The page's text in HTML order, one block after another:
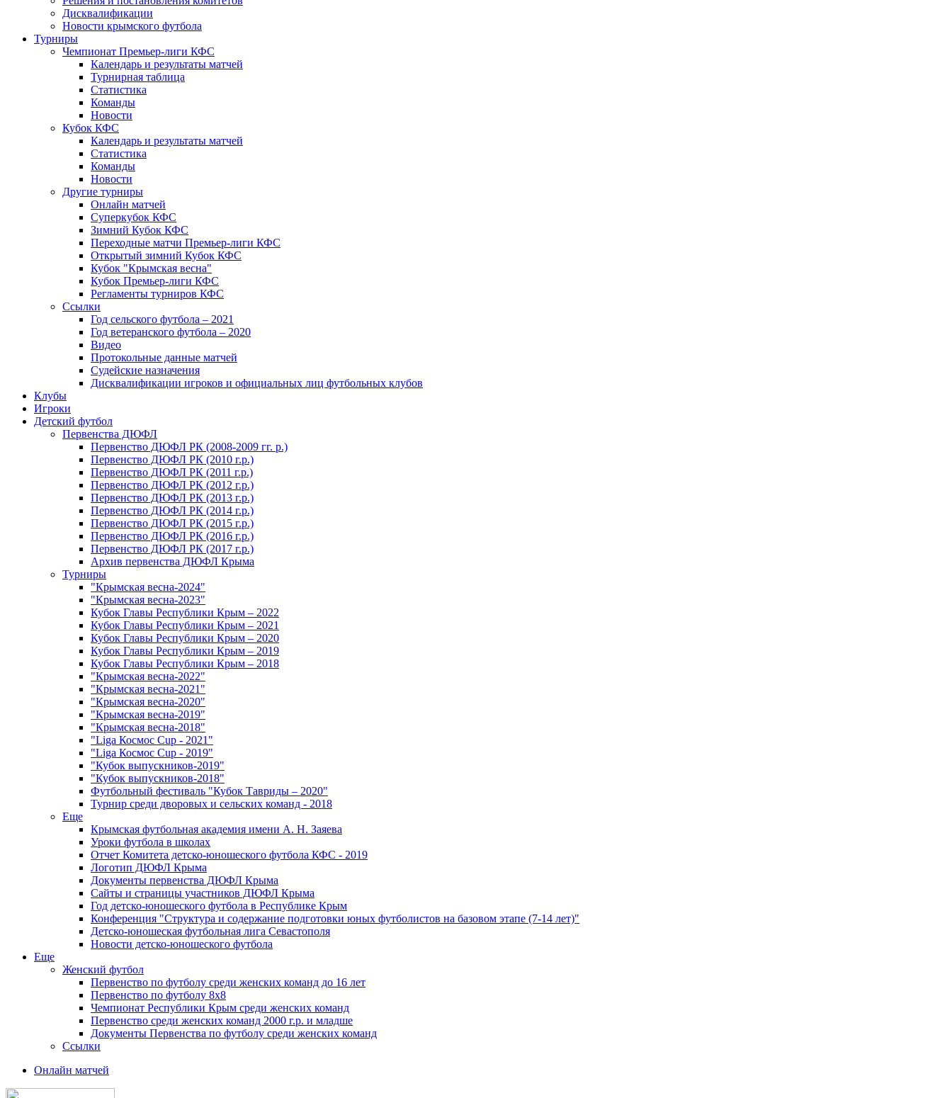
Дисквалификации
Новости крымского футбола
Турниры
Чемпионат Премьер-лиги КФС
Календарь и результаты матчей
Турнирная таблица
Статистика
Команды
Новости
Кубок КФС
Календарь и результаты матчей
Статистика
Команды
Новости
Другие турниры
Онлайн матчей
Суперкубок КФС
Зимний Кубок КФС
Переходные матчи Премьер-лиги КФС
Открытый зимний Кубок КФС
Кубок "Крымская весна"
Кубок Премьер-лиги КФС
Регламенты турниров КФС
Ссылки
Год сельского футбола – 2021
Год ветеранского футбола – 2020
Видео
Протокольные данные матчей
Судейские назначения
Дисквалификации игроков и официальных лиц футбольных клубов
Клубы
Игроки
Детский футбол
Первенства ДЮФЛ
Первенство ДЮФЛ РК (2008-2009 гг. р.)
Первенство ДЮФЛ РК (2010 г.р.)
Первенство ДЮФЛ РК (2011 г.р.)
Первенство ДЮФЛ РК (2012 г.р.)
Первенство ДЮФЛ РК (2013 г.р.)
Первенство ДЮФЛ РК (2014 г.р.)
Первенство ДЮФЛ РК (2015 г.р.)
Первенство ДЮФЛ РК (2016 г.р.)
Первенство ДЮФЛ РК (2017 г.р.)
Архив первенства ДЮФЛ Крыма
Турниры
"Крымская весна-2024"
"Крымская весна-2023"
Кубок Главы Республики Крым – 2022
Кубок Главы Республики Крым – 2021
Кубок Главы Республики Крым – 2020
Кубок Главы Республики Крым – 2019
Кубок Главы Республики Крым – 2018
"Крымская весна-2022"
"Крымская весна-2021"
"Крымская весна-2020"
"Крымская весна-2019"
"Крымская весна-2018"
"Liga Космос Cup - 2021"
"Liga Космос Cup - 2019"
"Кубок выпускников-2019"
"Кубок выпускников-2018"
Футбольный фестиваль "Кубок Тавриды – 2020"
Турнир среди дворовых и сельских команд - 2018
Еще
Крымская футбольная академия имени А. Н. Заяева
Уроки футбола в школах
Отчет Комитета детско-юношеского футбола КФС - 2019
Логотип ДЮФЛ Крыма
Документы первенства ДЮФЛ Крыма
Сайты и страницы участников ДЮФЛ Крыма
Год детско-юношеского футбола в Республике Крым
Конференция "Структура и содержание подготовки юных футболистов на базовом этапе (7-14 лет)"
Детско-юношеская футбольная лига Севастополя
Новости детско-юношеского футбола
Еще
Женский футбол
Первенство по футболу среди женских команд до 16 лет
Первенство по футболу 8х8
Чемпионат Республики Крым среди женских команд
Первенство среди женских команд 2000 г.р. и младше
Документы Первенства по футболу среди женских команд
Ссылки
Онлайн матчей